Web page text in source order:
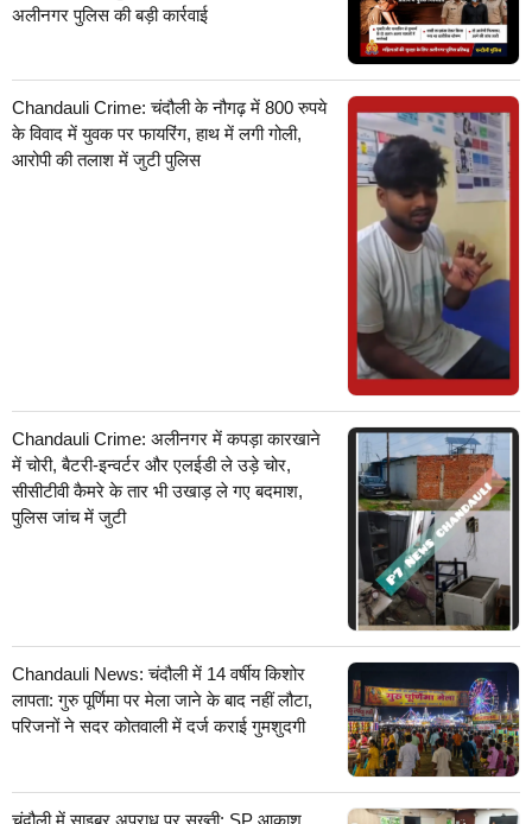
अलीनगर पुलिस की बड़ी कार्रवाई
Chandauli Crime: चंदौली के नौगढ़ में 800 रुपये
के विवाद में युवक पर फायरिंग, हाथ में लगी गोली,
आरोपी की तलाश में जुटी पुलिस
Chandauli Crime: अलीनगर में कपड़ा कारखाने
में चोरी, बैटरी-इन्वर्टर और एलईडी ले उड़े चोर,
सीसीटीवी कैमरे के तार भी उखाड़ ले गए बदमाश,
पुलिस जांच में जुटी
Chandauli News: चंदौली में 14 वर्षीय किशोर
लापता: गुरु पूर्णिमा पर मेला जाने के बाद नहीं लौटा,
परिजनों ने सदर कोतवाली में दर्ज कराई गुमशुदगी
चंदौली में साइबर अपराध पर सख्ती: SP आकाश